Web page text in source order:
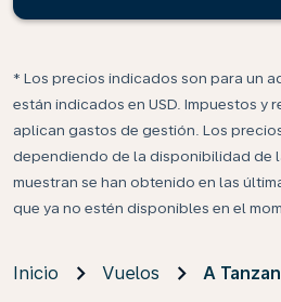
* Los precios indicados son para un
están indicados en USD. Impuestos y
aplican gastos de gestión. Los
dependiendo de la disponibilidad de
muestran se han obtenido en las
que ya no estén disponibles en el
Inicio Vuelos A